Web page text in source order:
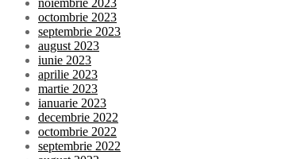
noiembrie 2023
octombrie 2023
septembrie 2023
august 2023
iunie 2023
aprilie 2023
martie 2023
ianuarie 2023
decembrie 2022
octombrie 2022
septembrie 2022